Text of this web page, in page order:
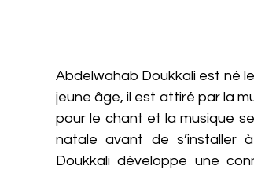
Abdelwahab Doukkali est né
jeune âge, il est attiré par la
pour le chant et la musique
natale avant de s’installer
Doukkali développe une